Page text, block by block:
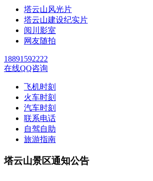
塔云山风光片
塔云山建设纪实片
阅川影室
网友随拍
18891592222
在线QQ咨询
飞机时刻
火车时刻
汽车时刻
联系电话
自驾自助
旅游指南
塔云山景区通知公告